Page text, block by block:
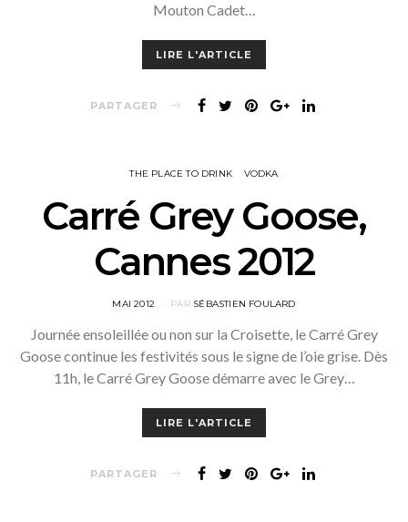
Mouton Cadet…
LIRE L'ARTICLE
PARTAGER
THE PLACE TO DRINK VODKA
Carré Grey Goose,
Cannes 2012
POSTED
MAI 2012 PAR SÉBASTIEN FOULARD
Journée ensoleillée ou non sur la Croisette, le Carré Grey
Goose continue les festivités sous le signe de l’oie grise. Dès
11h, le Carré Grey Goose démarre avec le Grey…
LIRE L'ARTICLE
PARTAGER